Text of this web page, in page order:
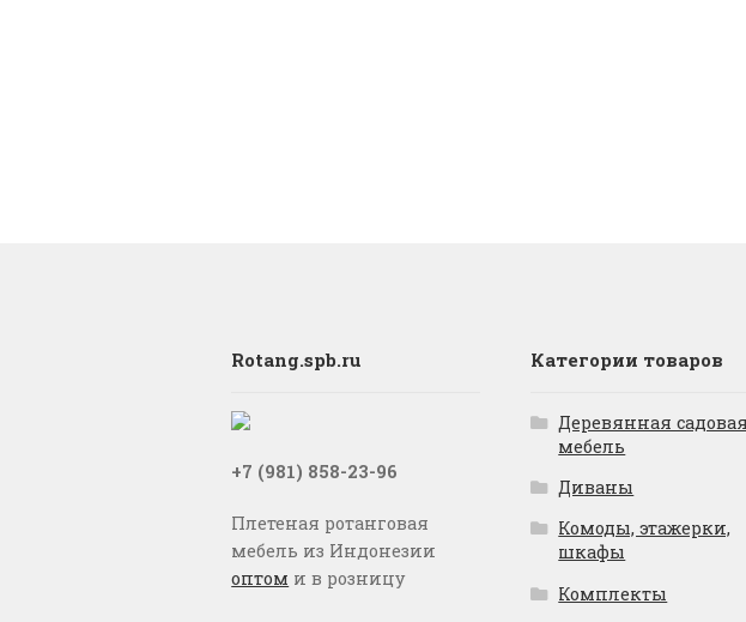
Rotang.spb.ru
+7 (981) 858-23-96
Плетеная ротанговая
мебель из Индонезии
оптом и в розницу
Категории товаров
Деревянная садовая
мебель
Диваны
Комоды, этажерки,
шкафы
Комплекты